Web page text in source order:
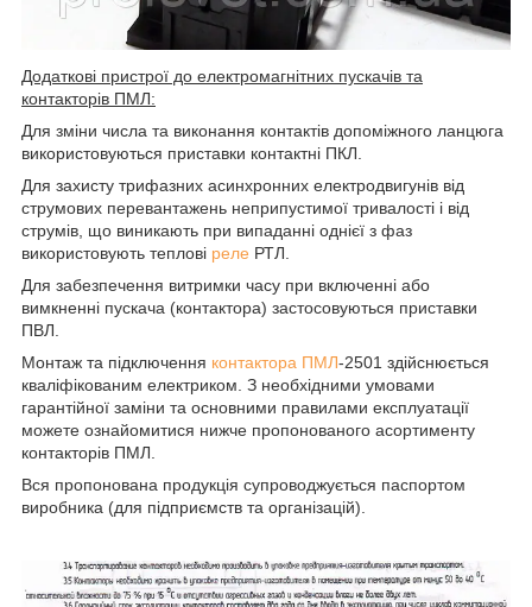
Додаткові пристрої до електромагнітних пускачів та
контакторів ПМЛ:
Для зміни числа та виконання контактів допоміжного ланцюга
використовуються приставки контактні ПКЛ.
Для захисту трифазних асинхронних електродвигунів від
струмових перевантажень неприпустимої тривалості і від
струмів, що виникають при випаданні однієї з фаз
використовують теплові реле РТЛ.
Для забезпечення витримки часу при включенні або
вимкненні пускача (контактора) застосовуються приставки
ПВЛ.
Монтаж та підключення контактора ПМЛ-2501 здійснюється
кваліфікованим електриком. З необхідними умовами
гарантійної заміни та основними правилами експлуатації
можете ознайомитися нижче пропонованого асортименту
контакторів ПМЛ.
Вся пропонована продукція супроводжується паспортом
виробника (для підприємств та організацій).